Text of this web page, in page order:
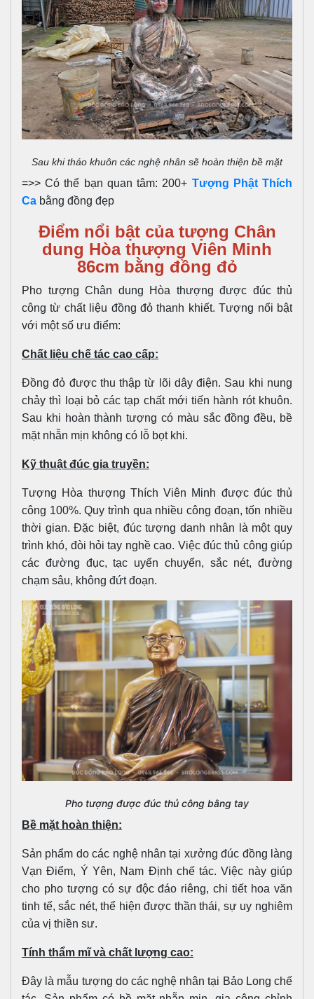
Sau khi tháo khuôn các nghệ nhân sẽ hoàn thiện bề mặt
=>> Có thể bạn quan tâm: 200+ Tượng Phật Thích
Ca bằng đồng đẹp
Điểm nổi bật của tượng Chân
dung Hòa thượng Viên Minh
86cm bằng đồng đỏ
Pho tượng Chân dung Hòa thượng được đúc thủ
công từ chất liệu đồng đỏ thanh khiết. Tượng nổi bật
với một số ưu điểm:
Chất liệu chế tác cao cấp:
Đồng đỏ được thu thập từ lõi dây điện. Sau khi nung
chảy thì loại bỏ các tạp chất mới tiến hành rót khuôn.
Sau khi hoàn thành tượng có màu sắc đồng đều, bề
mặt nhẵn mịn không có lỗ bọt khi.
Kỹ thuật đúc gia truyền:
Tượng Hòa thượng Thích Viên Minh được đúc thủ
công 100%. Quy trình qua nhiều công đoạn, tốn nhiều
thời gian. Đặc biệt, đúc tượng danh nhân là một quy
trình khó, đòi hỏi tay nghề cao. Việc đúc thủ công giúp
các đường đục, tạc uyển chuyển, sắc nét, đường
chạm sâu, không đứt đoạn.
Pho tượng được đúc thủ công bằng tay
Bề mặt hoàn thiện:
Sản phẩm do các nghệ nhân tại xưởng đúc đồng làng
Vạn Điểm, Ý Yên, Nam Định chế tác. Việc này giúp
cho pho tượng có sự độc đáo riêng, chi tiết hoa văn
tinh tế, sắc nét, thể hiện được thần thái, sự uy nghiêm
của vị thiền sư.
Tính thẩm mĩ và chất lượng cao:
Đây là mẫu tượng do các nghệ nhân tại Bảo Long chế